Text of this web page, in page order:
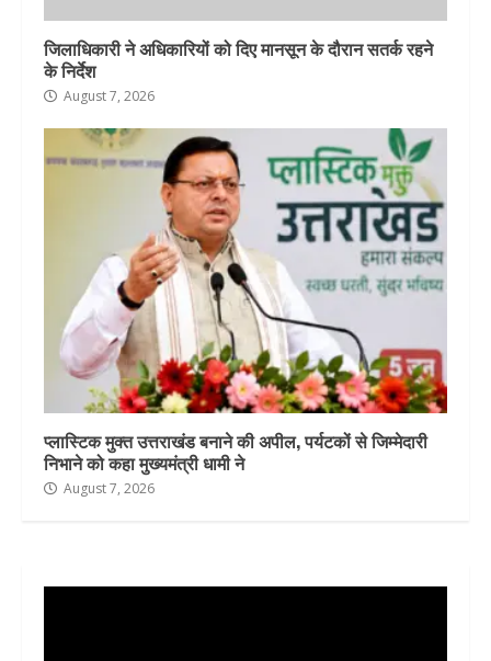
जिलाधिकारी ने अधिकारियों को दिए मानसून के दौरान सतर्क रहने
के निर्देश
August 7, 2026
प्लास्टिक मुक्त उत्तराखंड बनाने की अपील, पर्यटकों से जिम्मेदारी
निभाने को कहा मुख्यमंत्री धामी ने
August 7, 2026